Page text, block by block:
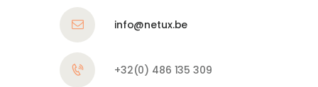
info@netux.be
+32(0) 486 135 309